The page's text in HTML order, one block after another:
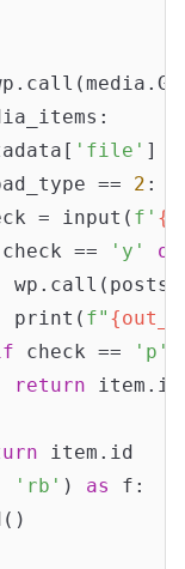
'file' ]
== 2 :
= input(
f'
check == 'y' or
print(
f"
check == 'p'
return item.id
item.id
'rb' ) as
f: